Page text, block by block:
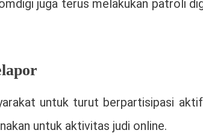
juga terus melakukan patroli
untuk turut berpartisipasi
untuk aktivitas judi online.